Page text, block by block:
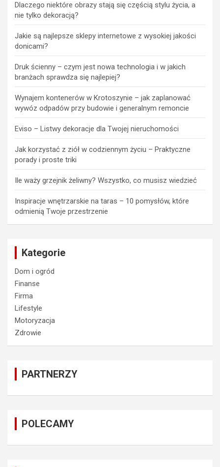
Dlaczego niektóre obrazy stają się częścią stylu życia, a
nie tylko dekoracją?
Jakie są najlepsze sklepy internetowe z wysokiej jakości
donicami?
Druk ścienny – czym jest nowa technologia i w jakich
branżach sprawdza się najlepiej?
Wynajem kontenerów w Krotoszynie – jak zaplanować
wywóz odpadów przy budowie i generalnym remoncie
Eviso – Listwy dekoracje dla Twojej nieruchomości
Jak korzystać z ziół w codziennym życiu – Praktyczne
porady i proste triki
Ile waży grzejnik żeliwny? Wszystko, co musisz wiedzieć
Inspiracje wnętrzarskie na taras – 10 pomysłów, które
odmienią Twoje przestrzenie
Kategorie
Dom i ogród
Finanse
Firma
Lifestyle
Motoryzacja
Zdrowie
PARTNERZY
POLECAMY